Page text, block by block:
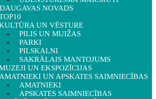
NOVADS
UN VĒSTURE
PILIS UN MUIŽAS
PARKI
PILSKALNI
SAKRĀLAIS MANTOJUMS
UN EKSPOZĪCIJAS
AMATNIEKI UN APSKATES SAIMNIECĪBAS
AMATNIEKI
APSKATES SAIMNIECĪBAS